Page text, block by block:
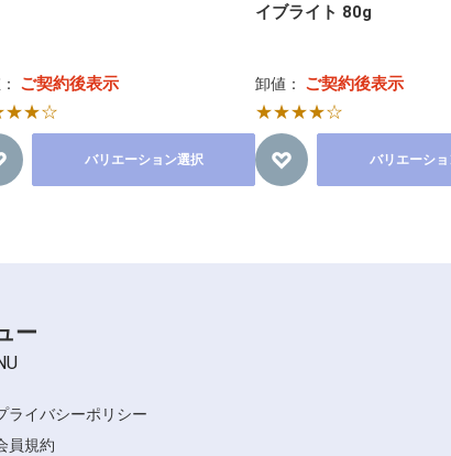
ご契約後表示
バリエーション選択
イブライト 80g
卸値： ご契約後表示
★★★★☆
バリエーシ
ー
ライバシーポリシー
員規約